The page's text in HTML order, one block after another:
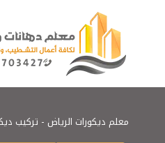
معلم ديكورات الرياض - تركيب